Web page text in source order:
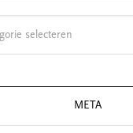
META